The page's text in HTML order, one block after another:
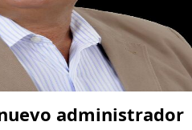
administrador